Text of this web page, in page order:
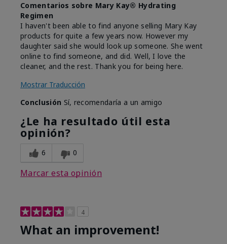
Comentarios sobre Mary Kay® Hydrating
Regimen
I haven't been able to find anyone selling Mary Kay
products for quite a few years now. However my
daughter said she would look up someone. She went
online to find someone, and did. Well, I love the
cleaner, and the rest. Thank you for being here.
Mostrar Traducción
Conclusión Sí, recomendaría a un amigo
¿Le ha resultado útil esta
opinión?
6 0
Marcar esta opinión
4
What an improvement!